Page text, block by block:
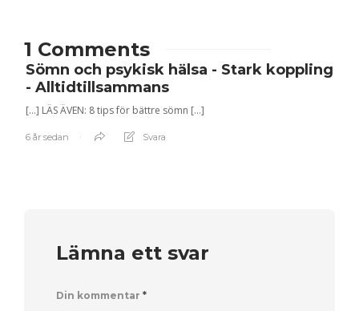
1 Comments
Sömn och psykisk hälsa - Stark koppling
- Alltidtillsammans
[…] LÄS ÄVEN: 8 tips för bättre sömn […]
6 år sedan Svara
Lämna ett svar
Din kommentar *